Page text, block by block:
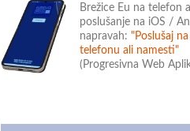
Brežice Eu na telefon
poslušanje na iOS /
napravah: "Poslušaj na
telefonu ali namesti"
(Progresivna Web